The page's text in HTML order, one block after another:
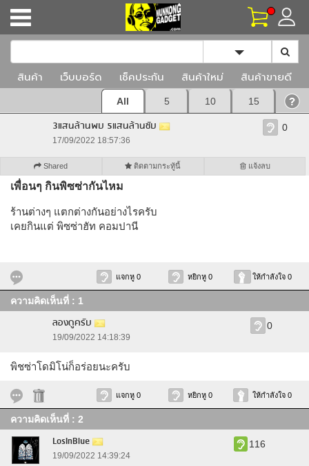
Toggle
สินค้า เว็บบอร์ด เช็คประกัน สินค้าใหม่ สินค้าขายดี
All 5 10 15
3แสนล้านพบ 5แสนล้านซับ
17/09/2022 18:57:36
0
Shared ติดตามกระทู้นี้ แจ้งลบ
เพื่อนๆ กินพิซซ่ากันไหม
ร้านต่างๆ แตกต่างกันอย่างไรครับ
เคยกินแต่ พิซซ่าฮัท คอมปานี
แจกหู 0 หยิกหู 0 ให้กำลังใจ 0
ความคิดเห็นที่ : 1
ลองดูครับ
19/09/2022 14:18:39
0
พิชซ่าโดมิโน่ก็อร่อยนะครับ
แจกหู 0 หยิกหู 0 ให้กำลังใจ 0
ความคิดเห็นที่ : 2
LosInBlue
19/09/2022 14:39:24
116